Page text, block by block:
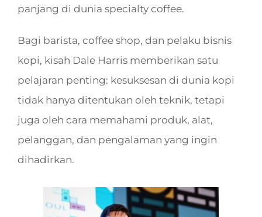
panjang di dunia specialty coffee.
Bagi barista, coffee shop, dan pelaku bisnis
kopi, kisah Dale Harris memberikan satu
pelajaran penting: kesuksesan di dunia kopi
tidak hanya ditentukan oleh teknik, tetapi
juga oleh cara memahami produk, alat,
pelanggan, dan pengalaman yang ingin
dihadirkan.